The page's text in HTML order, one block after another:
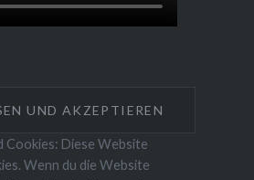
Cookies: Diese Website
Wenn du die Website